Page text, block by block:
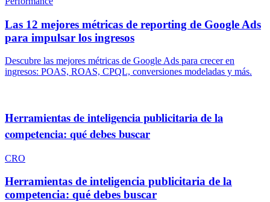
Las 12 mejores métricas de reporting de Google Ads
para impulsar los ingresos
Descubre las mejores métricas de Google Ads para crecer en
ingresos: POAS, ROAS, CPQL, conversiones modeladas y más.
Herramientas de inteligencia publicitaria de la
competencia: qué debes buscar
CRO
Herramientas de inteligencia publicitaria de la
competencia: qué debes buscar